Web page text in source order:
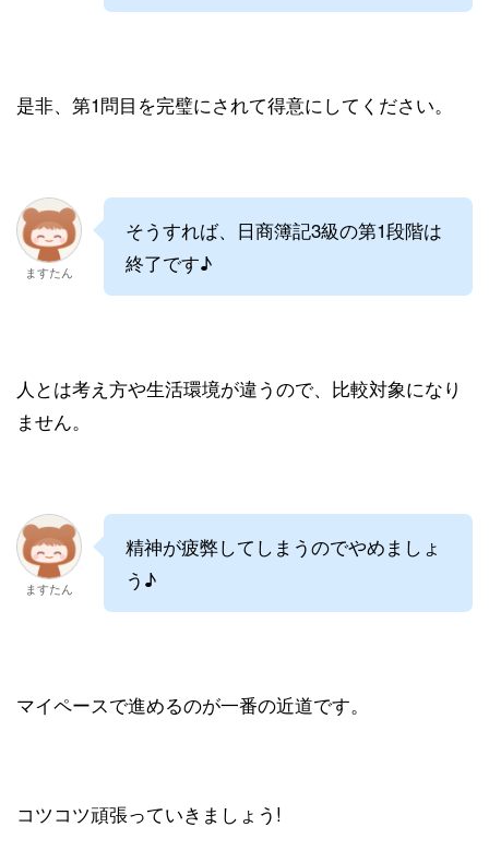
是非、第1問目を完璧にされて得意にしてください。
ますたん
そうすれば、日商簿記3級の第1段階は
終了です♪
人とは考え方や生活環境が違うので、比較対象になり
ません。
ますたん
精神が疲弊してしまうのでやめましょ
う♪
マイペースで進めるのが一番の近道です。
コツコツ頑張っていきましょう!